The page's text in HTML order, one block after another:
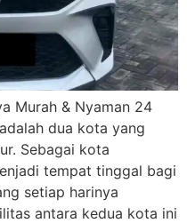
Murah & Nyaman 24
dua kota yang
Sebagai kota
tempat tinggal bagi
setiap harinya
antara kedua kota ini